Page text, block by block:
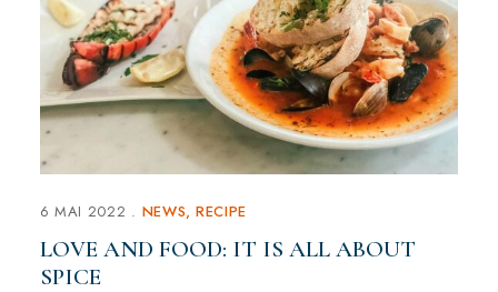
6 MAI 2022 NEWS RECIPE
LOVE AND FOOD: IT IS ALL ABOUT
SPICE